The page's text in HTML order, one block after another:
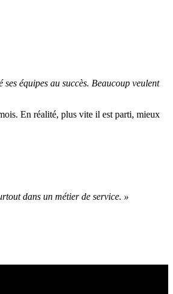
équipes au succès. Beaucoup veulent
En réalité, plus vite il est parti, mieux
dans un métier de service. »